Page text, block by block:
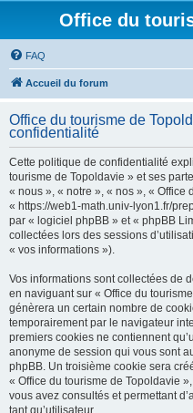
Office du
FAQ
Accueil du forum
Office du tourisme de
confidentialité
Cette politique de confidentialité
tourisme de Topoldavie » et ses
« nous », « notre », « nos », « Office
« https://web1-math.univ-lyon1.fr/
par « logiciel phpBB » et « phpBB
collectées lors des sessions
« vos informations »).
Vos informations sont collectées de
en naviguant sur « Office du
génèrera un certain nombre de
temporairement par le navigateur
premiers cookies ne contiennent
anonyme de session qui vous sont
phpBB. Un troisième cookie sera
« Office du tourisme de Topoldavie
vous avez consultés et permettant
tant qu’utilisateur.